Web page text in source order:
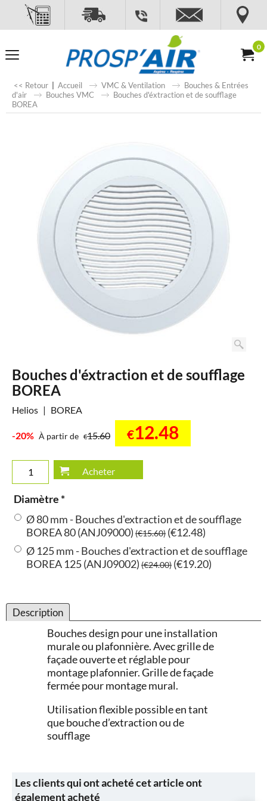
0
<< Retour | Accueil VMC & Ventilation
Bouches & Entrées
d'air
Bouches VMC
Bouches d'éxtraction et de soufflage
BOREA
Bouches d'éxtraction et de soufflage
BOREA
Helios BOREA
-20% À partir de €15.60 €12.48
Acheter
Diamètre *
Ø 80 mm - Bouches d'extraction et de soufflage
BOREA 80 (ANJ09000) (€15.60) (€12.48)
Ø 125 mm - Bouches d'extraction et de soufflage
BOREA 125 (ANJ09002) (€24.00) (€19.20)
Description
Bouches design pour une installation
murale ou plafonnière. Avec grille de
façade ouverte et réglable pour
montage plafonnier. Grille de façade
fermée pour montage mural.
Utilisation flexible possible en tant
que bouche d’extraction ou de
soufflage
Les clients qui ont acheté cet article ont
également acheté